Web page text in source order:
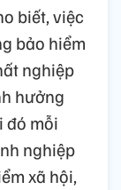
biết, việc
bảo hiểm
nghiệp
hưởng
đó mỗi
nghiệp
xã hội,